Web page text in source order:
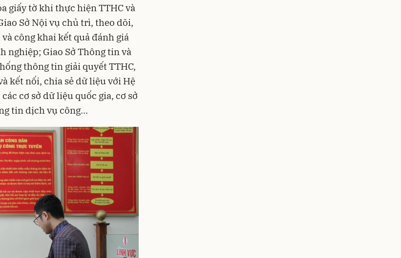
giấy tờ khi thực hiện TTHC và
Sở Nội vụ chủ trì, theo dõi,
công khai kết quả đánh giá
nghiệp; Giao Sở Thông tin và
thông tin giải quyết TTHC,
kết nối, chia sẻ dữ liệu với Hệ
cơ sở dữ liệu quốc gia, cơ sở
tin dịch vụ công...